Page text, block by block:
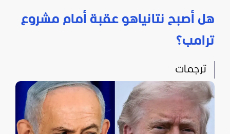
هل أصبح نتانياهو عقبة أمام مشروع
ترامب؟
ترجمات